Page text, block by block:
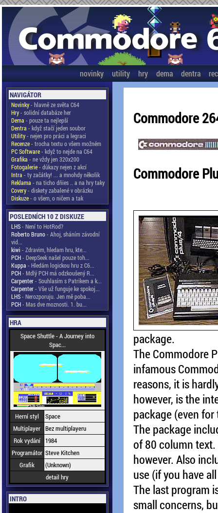
novinky utility hry dema dentra
NAVIGÁTOR
Novinky- hlavně ze světa C64
Hry- solidní databáze her
Dema - pouze ta nejlepší
Dentra - když stačí jeden soubor
Utility- nejen pro práci a legraci
Recenze- trocha textu o všem možném
PC Software- když to nejde na C64
Grafika - ne vždy jen 320x200
Fotogalerie- důkazy nejen z akcí
Intra - ty začátky! ... a mnohdy několik
Reklama - na ticho dňies .. a na hry taky
Covery- diskety zabalené v obrázku
Diskuze- o všem, o ničem a tak
POSLEDNÍCH 10 Z DISKUZE
LHS- Není to HotRod?
Roberto Bruno- Ahoj, sháním závodní
vid...
kiwi - Zdravim, hledam hru, kte...
PCH- DeepSeek našel pouze toh...
Kuppa - Hledám logickou hru z C6...
PCH- Mdlý PCH má odzkoušený R...
Carpenter- Souhlasím s Patrikem a k...
Carpenter- Vše už funguje ke spokoj...
LHS- Nerozporuju. Jen mě poba...
PCH- Mas dve moznosti. 1. bu...
HRA
Space Shuttle - A Journey into
Spac...
Herní styl
Space
Multiplayer Bez multiplayeru
Rok vydání
1984
Programátor Steve Kitchen
Grafik
(Unknown)
detail hry
INTRO
Commodore
Commodore
package.
The Commodore
infamous
reasons, it is
however, is the
package (even
The package
of 80 column
however. Also
use (if you have
The last program
small concerns,